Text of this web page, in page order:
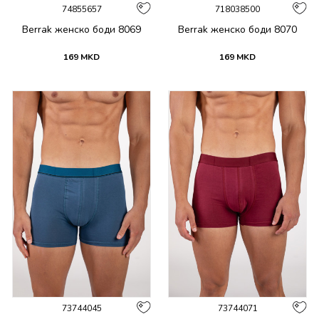
74855657
Berrak женско боди 8069
169 MKD
718038500
Berrak женско боди 8070
169 MKD
73744045 73744071